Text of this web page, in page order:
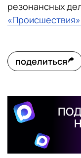
резонансных
поделиться